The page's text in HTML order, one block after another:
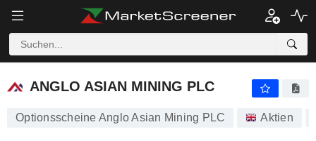
ANGLO ASIAN MINING PLC
ANGLO ASIAN MINING PLC
Optionsscheine Anglo Asian Mining PLC Aktien